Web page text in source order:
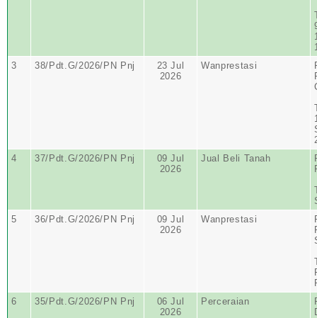
3
38/Pdt.G/2026/PN Pnj
23 Jul
2026
Wanprestasi
4
37/Pdt.G/2026/PN Pnj
09 Jul
2026
Jual Beli Tanah
5
36/Pdt.G/2026/PN Pnj
09 Jul
2026
Wanprestasi
6
35/Pdt.G/2026/PN Pnj
06 Jul
2026
Perceraian